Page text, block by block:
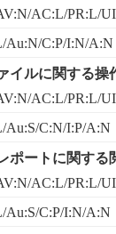
AC:L/PR:L/
Au:N/C:P/I:N/A:N
イルに関する操
AC:L/PR:L/
Au:S/C:N/I:P/A:N
ポートに関する
AC:L/PR:L/
Au:S/C:P/I:N/A:N